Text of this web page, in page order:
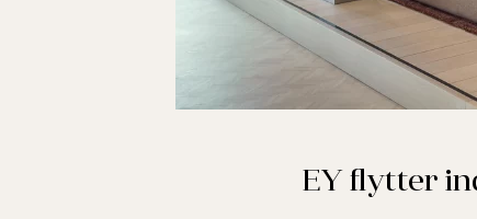
EY flytter